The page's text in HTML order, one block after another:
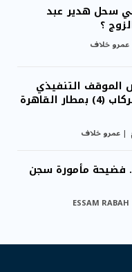
سحل هدير عبد
؟
عمرو خلاف
التنفيذي
لمشروع مبني الركاب (4) بمطار القاهرة
عمرو خلاف
فضيحة مأمورة سجن
ESSAM RABAH